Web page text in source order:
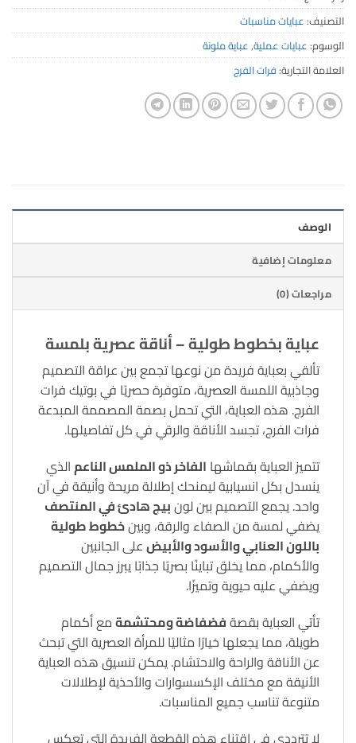
التصنيف:عبايات مناسبات
الوسوم:عبايات عملية,عباية ملونة
العلامة التجارية:فرات الفرج
الوصف
معلومات إضافية
مراجعات (0)
عباية بخطوط طولية – أناقة عصرية بلمسة
تألقي بعباية فريدة من نوعها تجمع بين عراقة التصميم
وجاذبية اللمسة العصرية، متوفرة حصريًا في بوتيك فرات
الفرج. هذه العباية، التي تحمل بصمة المصممة المبدعة
فرات الفرج، تجسد الأناقة والرقي في كل تفاصيلها.
تتميز العباية بقماشها الفاخر ذو الملمس الناعمالذي
ينسدل بكل انسيابية ليمنحك إطلالة مريحة وأنيقة في آن
واحد. يجمع التصميم بين لونبيج هادئ في المنتصف
يضفي لمسة من الصفاء والرقة، وبينخطوط طولية
باللون العنابي والأسود والأبيضعلى الجانبين
والأكمام، مما يخلق تباينًا بصريًا جذابًا يبرز جمال التصميم
ويضفي عليه حيوية وتميزًا.
تأتي العباية بقصةفضفاضة ومحتشمةمع أكمام
طويلة، مما يجعلها خيارًا مثاليًا للمرأة العصرية التي تبحث
عن الأناقة والراحة والاحتشام. يمكن تنسيق هذه العباية
الأنيقة مع مختلف الإكسسوارات والأحذية لإطلالات
متنوعة تناسب جميع المناسبات.
لا تترددي في اقتناء هذه القطعة الفريدة التي تعكس